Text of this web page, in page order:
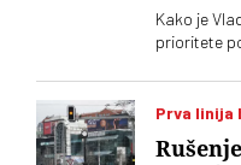
Kako je
prioritete
Prva linija